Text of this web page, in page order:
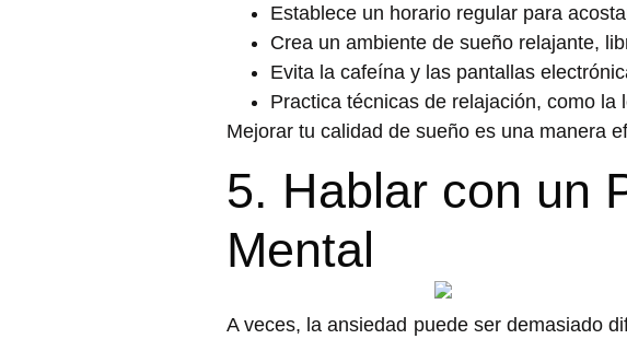
Establece un horario regular para
Crea un ambiente de sueño relajante,
Evita la cafeína y las pantallas
Practica técnicas de relajación, como
Mejorar tu calidad de sueño es una manera
5. Hablar con un
Mental
A veces, la ansiedad puede ser demasiado